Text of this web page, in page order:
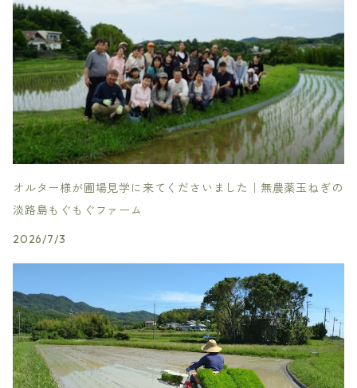
オルター様が圃場見学に来てくださいました｜無農薬玉ねぎの
淡路島もぐもぐファーム
2026/7/3